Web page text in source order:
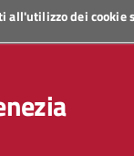
all'utilizzo dei